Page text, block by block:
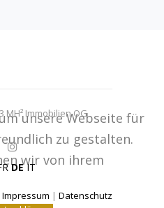
unsere Webseite für
zu gestalten.
wir von ihrem
MH² Immobilien OG
DE IT
Impressum | Datenschutz